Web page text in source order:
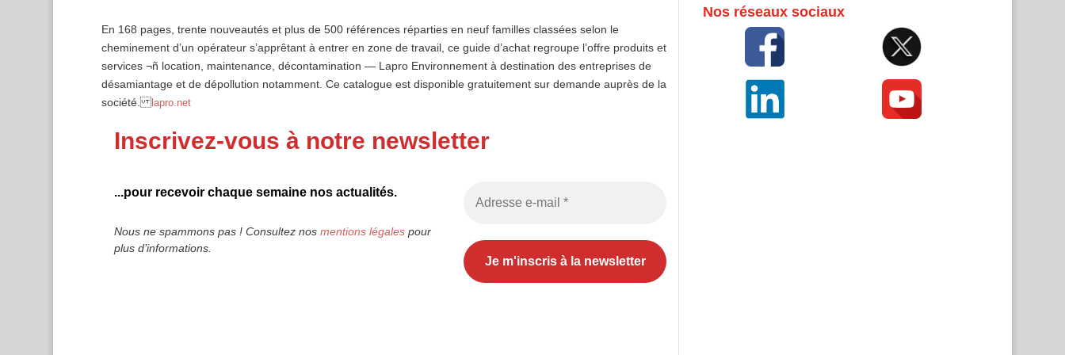
En 168 pages, trente nouveautés et plus de 500 références réparties en neuf familles classées selon le
cheminement d’un opérateur s’apprêtant à entrer en zone de travail, ce guide d’achat regroupe l’offre produits et
services ¬ñ location, maintenance, décontamination — Lapro Environnement à destination des entreprises de
désamiantage et de dépollution notamment. Ce catalogue est disponible gratuitement sur demande auprès de la
société.lapro.net
Inscrivez-vous à notre newsletter
...pour recevoir chaque semaine nos actualités.
Nous ne spammons pas ! Consultez nos mentions légalespour
plus d’informations.
Nos réseaux sociaux